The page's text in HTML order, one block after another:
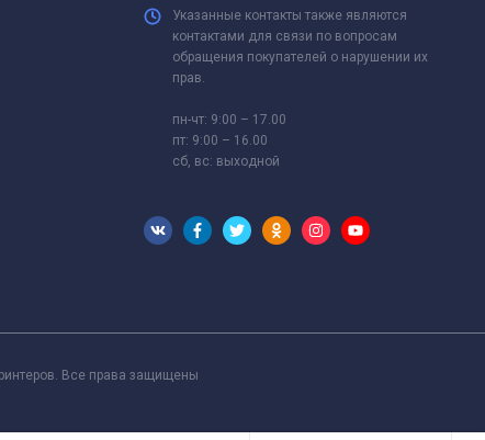
Указанные контакты также являются
контактами для связи по вопросам
обращения покупателей о нарушении их
прав.
пн-чт: 9:00 – 17.00
пт: 9:00 – 16.00
сб, вс: выходной
Все права защищены